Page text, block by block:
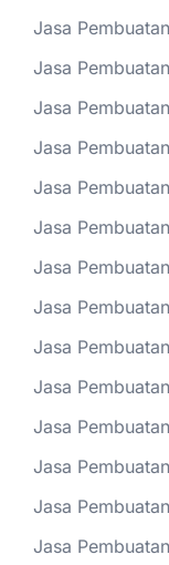
Jasa
Jasa
Jasa
Jasa
Jasa
Jasa
Jasa
Jasa
Jasa
Jasa
Jasa
Jasa
Jasa
Jasa